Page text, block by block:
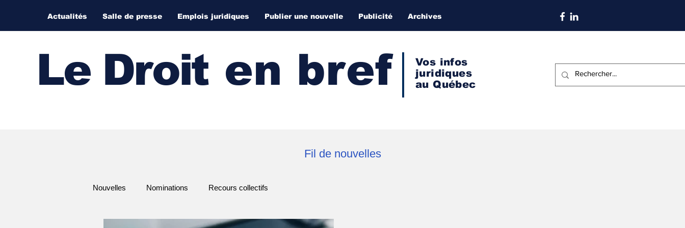
Actualités Salle de presse Emplois juridiques Publier une nouvelle Publicité Archives S'abonner aux nouvelles
Le Droit en bref
Vos infos
juridiques
au Québec
Fil de nouvelles
Nouvelles Nominations Recours collectifs